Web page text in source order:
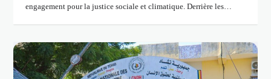
engagement pour la justice sociale et climatique. Derrière les…